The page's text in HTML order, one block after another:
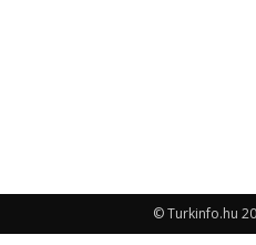
© Turkinfo.hu